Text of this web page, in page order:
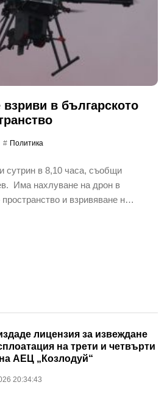
в българското
Политика
сутрин в 8,10 часа, съобщи
Има нахлуване на дрон в
и взривяване н…
лицензия за извеждане
на трети и четвърти
АЕЦ „Козлодуй“
20:34:43